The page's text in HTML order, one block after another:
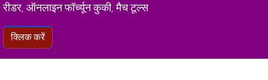
रीडर, ऑनलाइन फॉर्च्यून कुकी, मैच टूल्स
क्लिक करें